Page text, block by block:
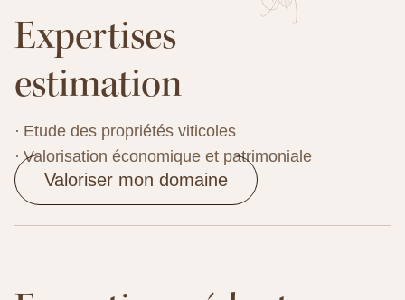
Expertises
estimation
Etude des propriétés viticoles
Valorisation économique et patrimoniale
Valoriser mon domaine